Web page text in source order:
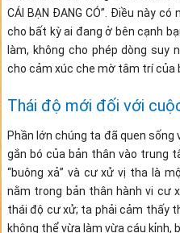
CÁI BẠN ĐANG CÓ”. Điều này
cho bất kỳ ai đang ở bên cạnh
làm, không cho phép dòng suy
cho cảm xúc che mờ tâm trí của
Thái độ mới đối với
Phần lớn chúng ta đã quen sống
gắn bó của bản thân vào trung
“buông xả” và cư xử vị tha là
nằm trong bản thân hành vi cư
thái độ cư xử; ta phải cảm thấy
không thể vừa làm vừa cáu kỉnh,